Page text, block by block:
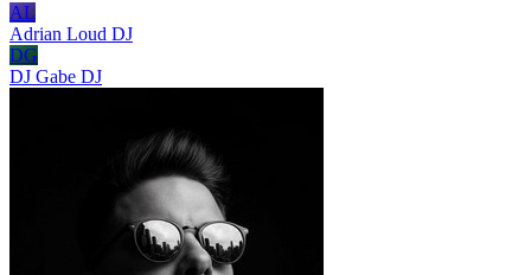
AL
Adrian Loud DJ
DG
DJ Gabe DJ